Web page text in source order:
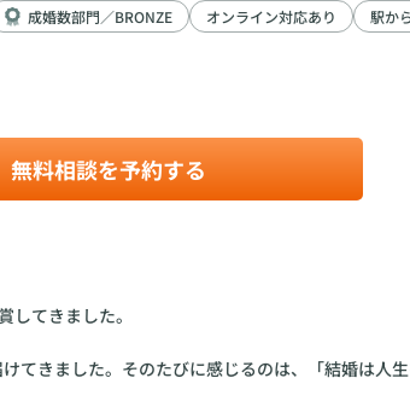
成婚数部門／BRONZE オンライン対応あり 駅か
無料相談を予約する
てきました。
てきました。そのたびに感じるのは、「結婚は人